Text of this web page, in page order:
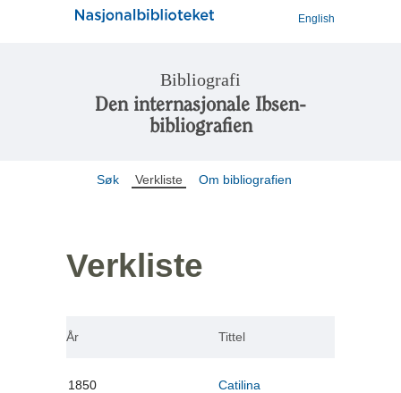
English
Bibliografi
Den internasjonale Ibsen-
bibliografien
Søk Verkliste Om bibliografien
Verkliste
År Tittel
1850 Catilina